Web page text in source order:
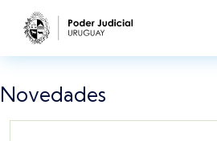
Pasar al contenido principal
Novedades